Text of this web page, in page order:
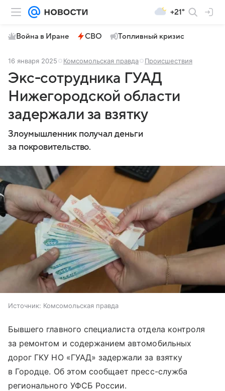
+21°
Война в Иране СВО Топливный кризис
16 января 2025 Комсомольская правда Происшествия
Экс-сотрудника ГУАД
Нижегородской области
задержали за взятку
Злоумышленник получал деньги
за покровительство.
Источник: Комсомольская правда
Бывшего главного специалиста отдела контроля
за ремонтом и содержанием автомобильных
дорог ГКУ НО «ГУАД» задержали за взятку
в Городце. Об этом сообщает пресс-служба
регионального УФСБ России.